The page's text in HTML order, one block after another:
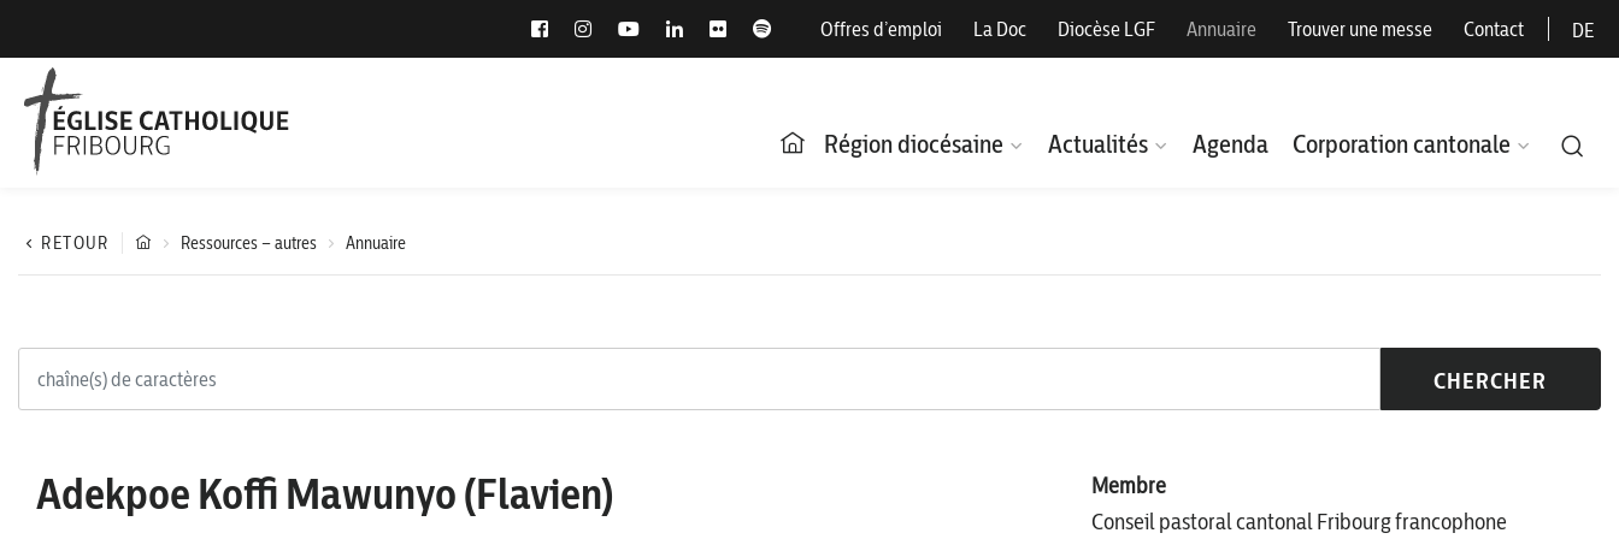
Offres d’emploi La Doc Diocèse LGF Annuaire Trouver une messe Contact DE
Région diocésaine Actualités Agenda Corporation cantonale
RETOUR Ressources – autres Annuaire
CHERCHER
Adekpoe Koffi Mawunyo (Flavien)
Membre
Conseil pastoral cantonal Fribourg francophone